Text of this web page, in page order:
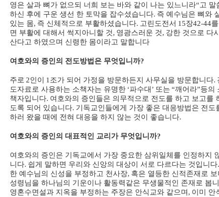
영은 살과 뼈가 없으되 너희 보는 바와 같이 나는 있느니라“고 말
하신 후에 구운 생선 한 토막을 잡수셨습니다. 즉 예수님은 뼈와
있는 몸, 즉 신체적으로 부활하셨습니다. 고린도전서 15장42-44
면 부활에 대해서 썩지아니할 것, 영광스러운 것, 강한 것으로 다
산다고 하였으며 신령한 몸이라고 말합니다
여호와의 증인의 전도방법은 무엇입니까?
주로 2인이 1 조가 되어 가정을 방문하든지 사무실을 방문합니다.
도자료로 사용하는 소책자는 유명한 ‘파수대 ’ 또는 “깨어라”등의
책자입니다. 여호와의 증인들은 의무적으로 전도를 하고 보고를
도록 되어 있습니다. 기독교인들에게 가장 좋은 대응방법은 전도
하러 왔을 때에 전혀 대응을 하지 않는 것이 좋습니다.
여호와의 증인의 대표적인 교리가 무엇입니까?
여호와의 증인은 기독교에서 가장 중요한 삼위일체를 인정하지
니다. 쉽게 말하면 우리와 신앙의 대상이 서로 다르다는 것입니다.
한 예수님의 신성을 부정하고 천사장, 혹은 열등한 신적존재로 보
성령님을 하나님의 기운이나 활동력같은 무생물적인 존재로 봅
영혼수면설과 지옥을 부정하는 주장은 안식교와 같으며 , 이미 안